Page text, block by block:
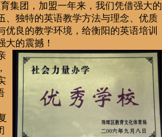
集团，加盟一年来，我们凭借强大的
、独特的英语教学方法与理念、优质
优良的教学环境，给衡阳的英语培训
大的震撼！